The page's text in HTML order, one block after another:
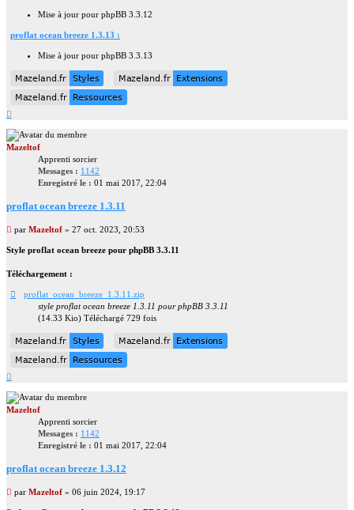
Mise à jour pour phpBB 3.3.12
proflat ocean breeze 1.3.13 :
Mise à jour pour phpBB 3.3.13
Mazeland.fr
Mazeland.fr Styles
Styles Mazeland.fr
Mazeland.fr Extensions
Extensions
Mazeland.fr
Mazeland.fr Ressources
Ressources
Mazeltof
Apprenti sorcier
Messages : 1142
Enregistré le : 01 mai 2017, 22:04
proflat ocean breeze 1.3.11
Message
lu
par Mazeltof » 27 oct. 2023, 20:53
Style proflat ocean breeze pour phpBB 3.3.11
Téléchargement :
proflat_ocean_breeze_1.3.11.zip
style proflat ocean breeze 1.3.11 pour phpBB 3.3.11
(14.33 Kio) Téléchargé 729 fois
Mazeland.fr
Mazeland.fr Styles
Styles Mazeland.fr
Mazeland.fr Extensions
Extensions
Mazeland.fr
Mazeland.fr Ressources
Ressources
Mazeltof
Apprenti sorcier
Messages : 1142
Enregistré le : 01 mai 2017, 22:04
proflat ocean breeze 1.3.12
Message
par Mazeltof » 06 juin 2024, 19:17